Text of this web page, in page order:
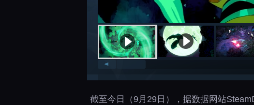
截至今日（9月29日），据数据网站